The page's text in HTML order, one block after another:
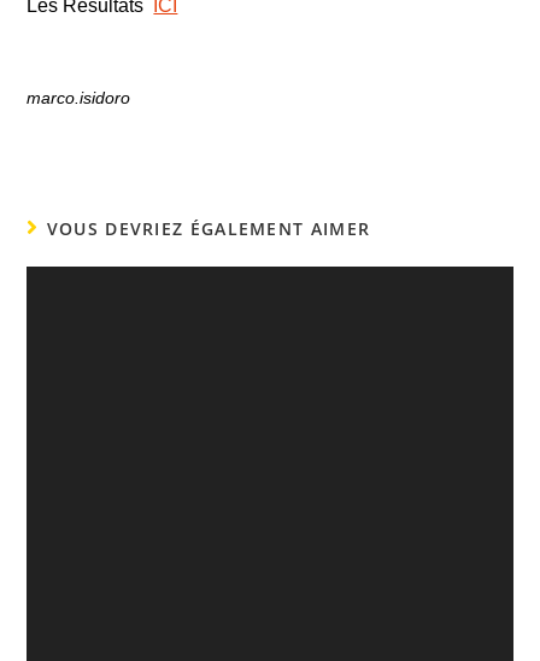
Les Résultats ICI
marco.isidoro
VOUS DEVRIEZ ÉGALEMENT AIMER